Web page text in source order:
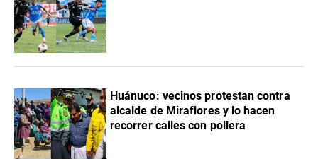
Huánuco: vecinos protestan contra
alcalde de Miraflores y lo hacen
recorrer calles con pollera